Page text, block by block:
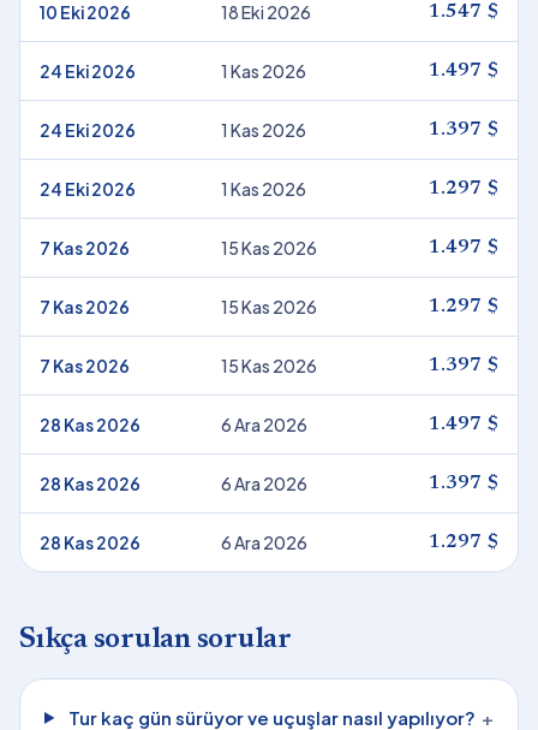
10 Eki 2026 18 Eki 2026 1.547 $
24 Eki 2026 1 Kas 2026 1.497 $
24 Eki 2026 1 Kas 2026 1.397 $
24 Eki 2026 1 Kas 2026 1.297 $
7 Kas 2026 15 Kas 2026 1.497 $
7 Kas 2026 15 Kas 2026 1.297 $
7 Kas 2026 15 Kas 2026 1.397 $
28 Kas 2026 6 Ara 2026 1.497 $
28 Kas 2026 6 Ara 2026 1.397 $
28 Kas 2026 6 Ara 2026 1.297 $
Sıkça sorulan sorular
Tur kaç gün sürüyor ve uçuşlar nasıl yapılıyor? +